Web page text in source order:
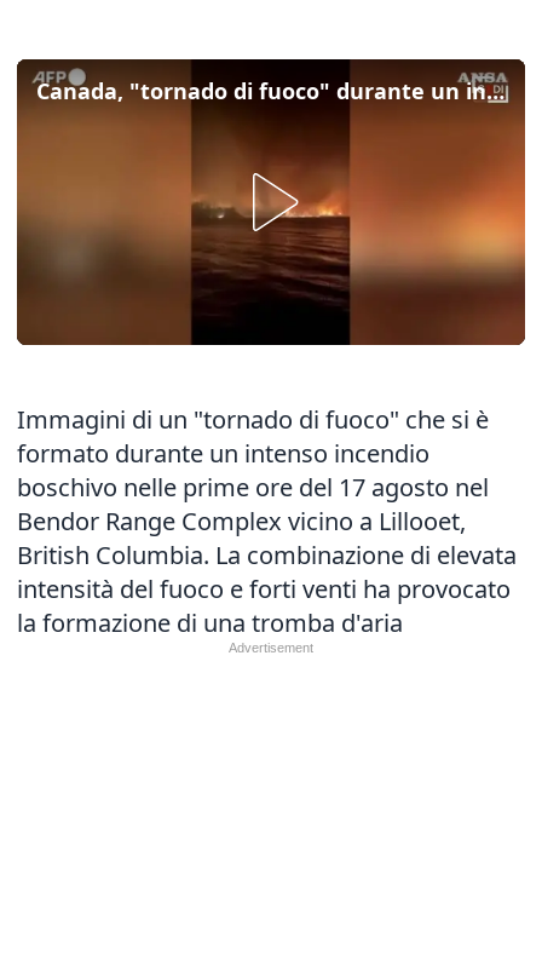
Canada, "tornado di fuoco" durante un incendio: la tromba d'aria generata dall'intensità di vento e fiamme
Immagini di un "tornado di fuoco" che si è
formato durante un intenso incendio
boschivo nelle prime ore del 17 agosto nel
Bendor Range Complex vicino a Lillooet,
British Columbia. La combinazione di elevata
intensità del fuoco e forti venti ha provocato
la formazione di una tromba d'aria